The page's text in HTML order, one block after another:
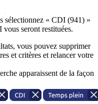
sélectionnez « CDI (941) »
seront restituées.
vous pouvez supprimer
et critères et relancer votre
apparaissent de la façon